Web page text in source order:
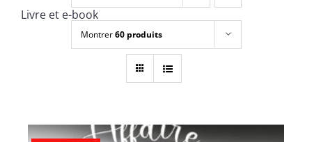
Livre et e-book
Montrer60 produits